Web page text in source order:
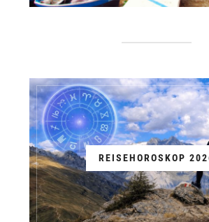
REISEHOROSKOP